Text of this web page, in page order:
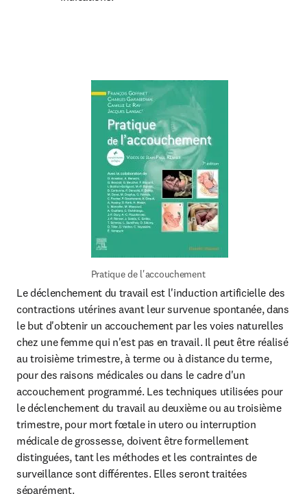
Pratique de l'accouchement
Le déclenchement du travail est l'induction artificielle des
contractions utérines avant leur survenue spontanée, dans
le but d'obtenir un accouchement par les voies naturelles
chez une femme qui n'est pas en travail. Il peut être réalisé
au troisième trimestre, à terme ou à distance du terme,
pour des raisons médicales ou dans le cadre d'un
accouchement programmé. Les techniques utilisées pour
le déclenchement du travail au deuxième ou au troisième
trimestre, pour mort fœtale in utero ou interruption
médicale de grossesse, doivent être formellement
distinguées, tant les méthodes et les contraintes de
surveillance sont différentes. Elles seront traitées
séparément.